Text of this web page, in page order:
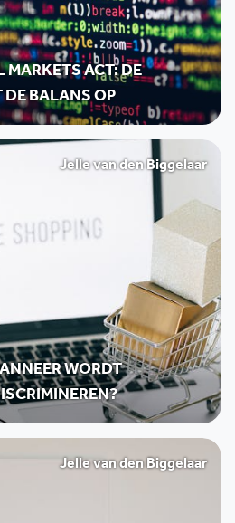
MARKETS ACT: DE
BALANS OP
Jelle van den Biggelaar
WORDT
Jelle van den Biggelaar